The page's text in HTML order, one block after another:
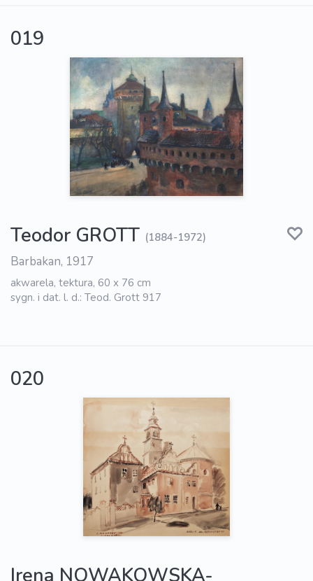
019
Teodor GROTT (1884-1972)
Barbakan, 1917
akwarela, tektura, 60 x 76 cm
sygn. i dat. l. d.: Teod. Grott 917
020